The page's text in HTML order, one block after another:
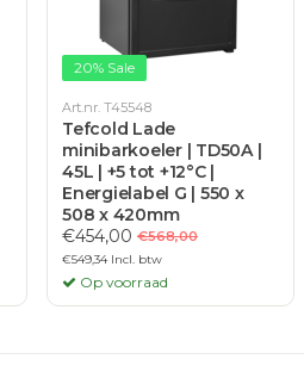
20% Sale
Art.nr. T45548
Tefcold Lade
minibarkoeler | TD50A |
45L | +5 tot +12°C |
Energielabel G | 550 x
508 x 420mm
€454,00 €568,00
€549,34 Incl. btw
Op voorraad